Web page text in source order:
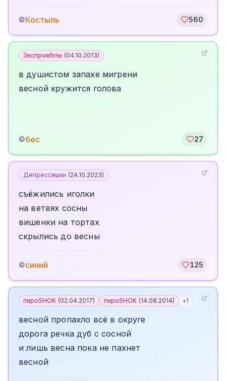
©Костыль 560
ЭкспромЪты (04.10.2013)
в душистом запахе мигрени
весной кружится голова
©бес 27
Депрессяшки (24.10.2023)
съёжились иголки
на ветвях сосны
вишенки на тортах
скрылись до весны
©синий 125
пироSHOK (02.04.2017) пироSHOK (14.08.2014) +1
весной пропахло всё в округе
дорога речка дуб с сосной
и лишь весна пока не пахнет
весной